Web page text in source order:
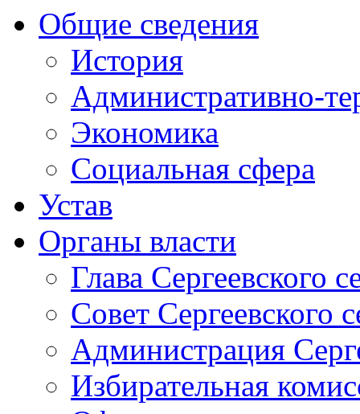
Общие сведения
История
Административно-
Экономика
Социальная сфера
Устав
Органы власти
Глава Сергеевского
Совет Сергеевского
Администрация
Избирательная